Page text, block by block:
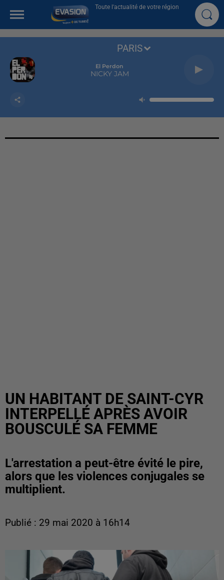
Toute l'actualité de votre région
El Perdon
NICKY JAM
PARIS
UN HABITANT DE SAINT-CYR
INTERPELLÉ APRÈS AVOIR
BOUSCULÉ SA FEMME
L'arrestation a peut-être évité le pire,
alors que les violences conjugales se
multiplient.
Publié : 29 mai 2020 à 16h14